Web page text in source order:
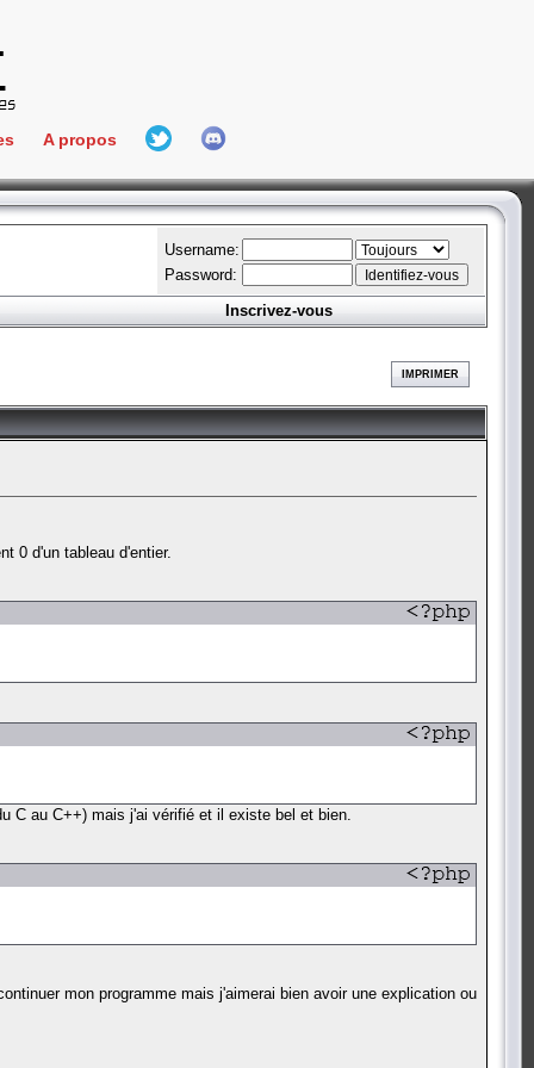
Connect
A propos
L'équipe
Hall Of Fame
Username:
Password:
Inscrivez-vous
IMPRIMER
0 d'un tableau d'entier.
C au C++) mais j'ai vérifié et il existe bel et bien.
mon programme mais j'aimerai bien avoir une explication ou